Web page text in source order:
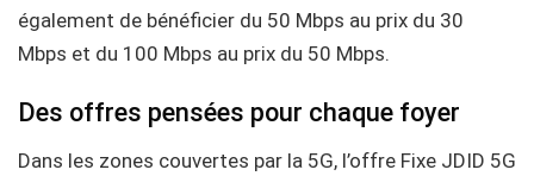
également de bénéficier du 50 Mbps au prix du 30
Mbps et du 100 Mbps au prix du 50 Mbps.
Des offres pensées pour chaque foyer
Dans les zones couvertes par la 5G, l’offre Fixe JDID 5G